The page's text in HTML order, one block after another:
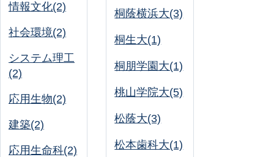
情報文化(2)
社会環境(2)
システム理工
(2)
応用生物(2)
建築(2)
応用生命科(2)
桐蔭横浜大(3)
桐生大(1)
桐朋学園大(1)
桃山学院大(5)
松蔭大(3)
松本歯科大(1)